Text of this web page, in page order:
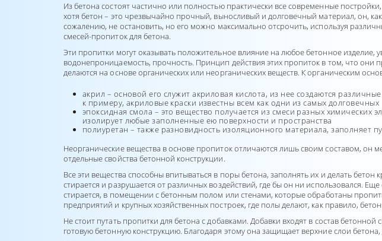
Из бетона состоят частично или полностью практически все современные
хотя бетон – это чрезвычайно прочный, выносливый и долговечный материал, он,
сожалению, не остановить, но его можно максимально отсрочить, используя
смесей-пропиток для бетона.
Эти пропитки могут оказывать положительное влияние на любое бетонное изделие,
водонепроницаемость, прочность. Принцип действия этих пропиток в том, что они
делаются на основе органических или неорганических веществ. К органическим
акрил – основой его служит акриловая кислота, из нее создаются
к примеру, акриловые краски известны всем как одни из самых долговечных
эпоксидная смола – это вещество получается из смеси разных
изолирует любые заполненные ею поверхности и пространства
полиуретан – также разновидность изоляционного материала, заполняет
Неорганические вещества в основе пропиток отличаются лишь своим составом,
отдельные свойства бетонной конструкции.
Все эти вещества способны впитываться в поры бетона, заполнять их и делать
стирается и разрушается от различных воздействий, где бы он ни использовался.
стирается, в помещении с бетонным полом или стенами, которые обработаны
предприятий и крупных хозяйственных построек, где полы делают, как правило,
Не стоит путать пропитки для бетона с добавками. Добавки входят в состав
готовую бетонную конструкцию. Благодаря этому она защищает верхние слои